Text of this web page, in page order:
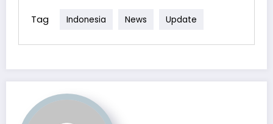
Tag Indonesia News Update